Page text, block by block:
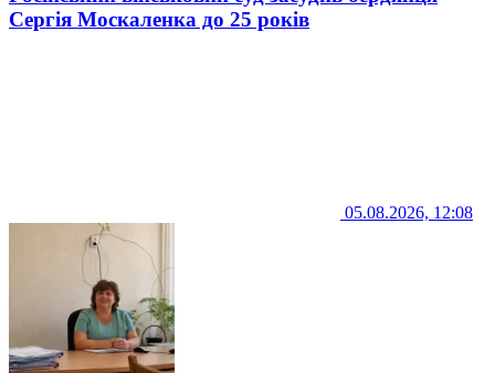
Сергія Москаленка до 25 років
05.08.2026, 12:08